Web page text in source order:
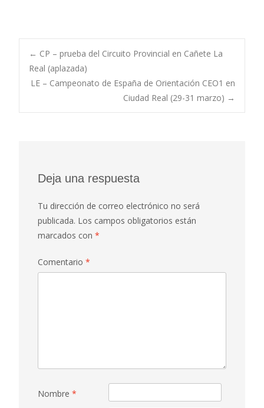
Post
navigation
← CP – prueba del Circuito Provincial en Cañete La
Real (aplazada)
LE – Campeonato de España de Orientación CEO1 en
Ciudad Real (29-31 marzo) →
Deja una respuesta
Tu dirección de correo electrónico no será
publicada. Los campos obligatorios están
marcados con *
Comentario *
Nombre *